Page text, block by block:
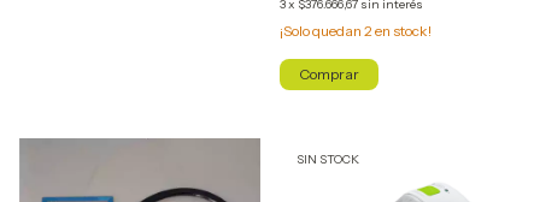
3x $376.666,67 sin interés
¡Solo quedan 2en stock!
SIN STOCK